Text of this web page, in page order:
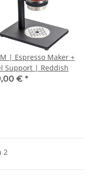
| Espresso Maker +
Support | Reddish
€ *
2